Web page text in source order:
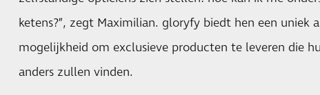
ketens?”, zegt Maximilian. gloryfy biedt hen een uniek
mogelijkheid om exclusieve producten te leveren die
anders zullen vinden.